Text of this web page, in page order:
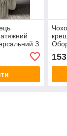
З
Kaspi
153